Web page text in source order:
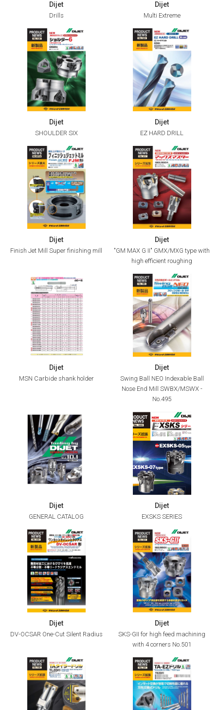
Dijet
Drills
Dijet
Multi Extreme
Dijet
SHOULDER SIX
Dijet
EZ HARD DRILL
Dijet
Finish Jet Mill Super finishing mill
Dijet
"GM MAX G II" GMX/MXG type with
high efficient roughing
Dijet
MSN Carbide shank holder
Dijet
Swing Ball NEO Indexable Ball
Nose End Mill SWBX/MSWX -
No.495
Dijet
GENERAL CATALOG
Dijet
EXSKS SERIES
Dijet
DV-OCSAR One-Cut Silent Radius
Dijet
SKS-GII for high feed machining
with 4 corners No.501